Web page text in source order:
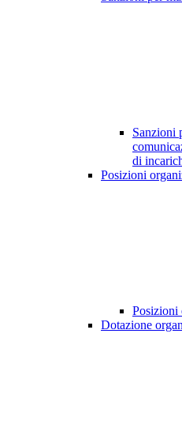
Sanzioni
di
Posizioni
Posizioni
Dotazione